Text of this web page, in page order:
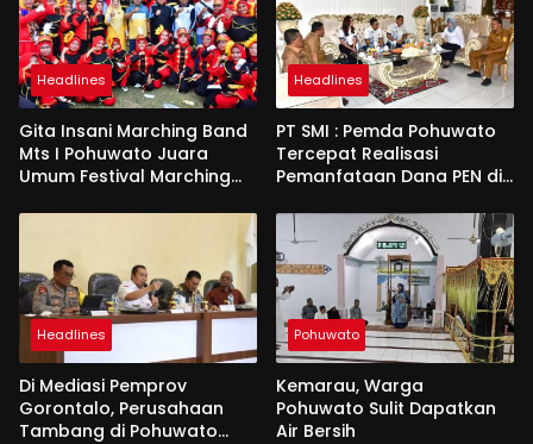
Headlines
Gita Insani Marching Band
Mts I Pohuwato Juara
Umum Festival Marching
Headlines
PT SMI : Pemda Pohuwato
Tercepat Realisasi
Pemanfataan Dana PEN di
Headlines
Di Mediasi Pemprov
Gorontalo, Perusahaan
Tambang di Pohuwato
Pohuwato
Kemarau, Warga
Pohuwato Sulit Dapatkan
Air Bersih